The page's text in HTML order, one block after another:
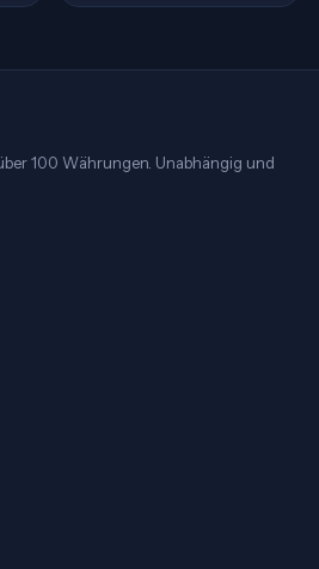
100 Währungen. Unabhängig und